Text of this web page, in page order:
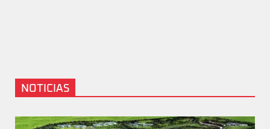
NOTICIAS